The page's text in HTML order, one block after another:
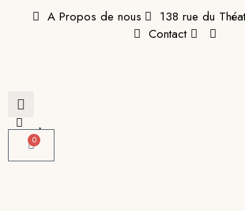
A Propos de nous
138 rue du
Contact
0